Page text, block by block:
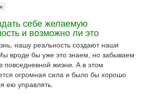
себе желаемую
и возможно ли это
нашу реальность создают наши
вроде бы уже это знаем, но забываем
повседневной жизни. А в этом
огромная сила и было бы хорошо
ею управлять.